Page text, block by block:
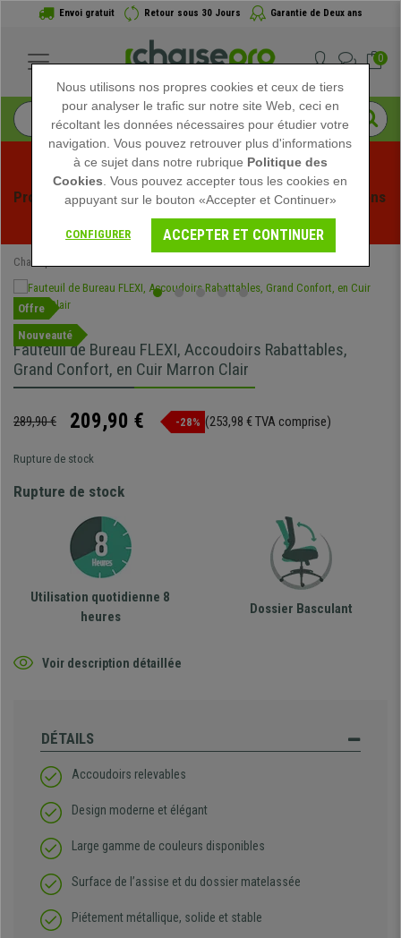
Envoi gratuit Retour sous 30 Jours Garantie de Deux ans
0
Profitez des soldes d'été chez Chaisepro ! Des réductions
exclusives pour une durée limitée - Voir l'offre
Chaisepro
Offre
Nouveauté
Fauteuil de Bureau FLEXI, Accoudoirs Rabattables,
Grand Confort, en Cuir Marron Clair
289,90 € 209,90 € -28% (253,98 € TVA comprise)
Rupture de stock
Rupture de stock
Utilisation quotidienne 8
heures
Dossier Basculant
Voir description détaillée
DÉTAILS
Accoudoirs relevables
Design moderne et élégant
Large gamme de couleurs disponibles
Surface de l’assise et du dossier matelassée
Piétement métallique, solide et stable
Nous utilisons nos propres cookies et ceux de tiers
pour analyser le trafic sur notre site Web, ceci en
récoltant les données nécessaires pour étudier votre
navigation. Vous pouvez retrouver plus d'informations
à ce sujet dans notre rubrique Politique des
Cookies . Vous pouvez accepter tous les cookies en
appuyant sur le bouton «Accepter et Continuer»
CONFIGURER ACCEPTER ET CONTINUER